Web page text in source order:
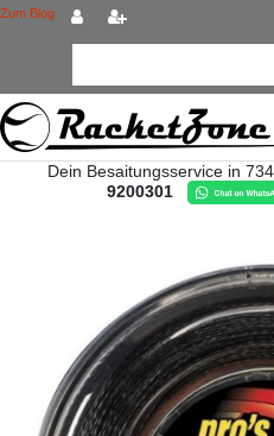
Zum Blog
Dein Besaitungsservice in
9200301